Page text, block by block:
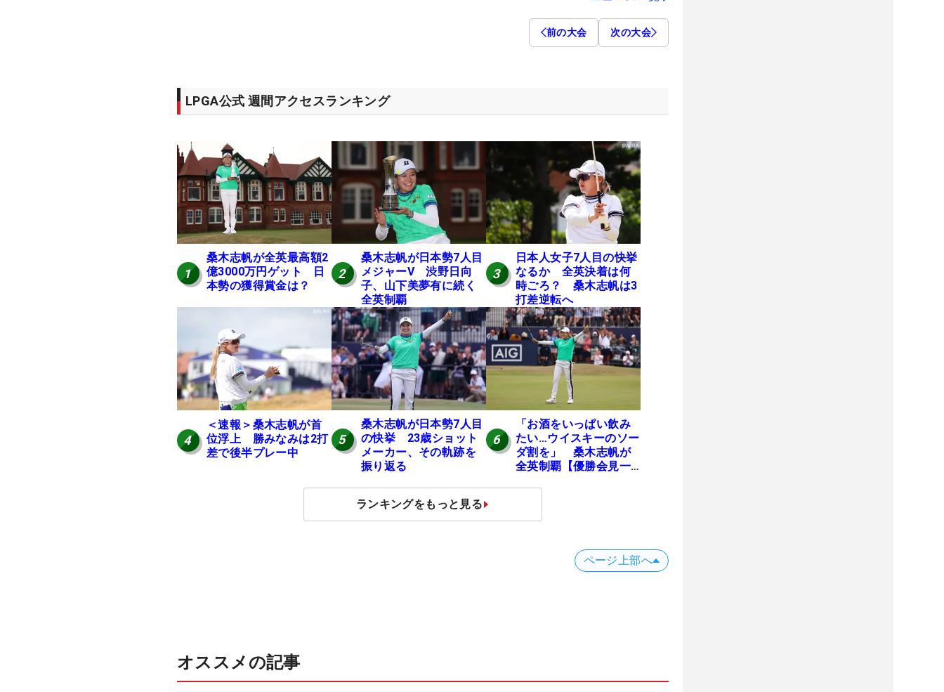
前の大会 次の大会
LPGA公式 週間アクセスランキング
1
桑木志帆が全英最高額2
億3000万円ゲット 日
本勢の獲得賞金は？
2
桑木志帆が日本勢7人目
メジャーV 渋野日向
子、山下美夢有に続く
全英制覇
3
日本人女子7人目の快挙
なるか 全英決着は何
時ごろ？ 桑木志帆は3
打差逆転へ
4
＜速報＞桑木志帆が首
位浮上 勝みなみは2打
差で後半プレー中
5
桑木志帆が日本勢7人目
の快挙 23歳ショット
メーカー、その軌跡を
振り返る
6
「お酒をいっぱい飲み
たい…ウイスキーのソー
ダ割を」 桑木志帆が
全英制覇【優勝会見一
ランキングをもっと見る
ページ上部へ
オススメの記事